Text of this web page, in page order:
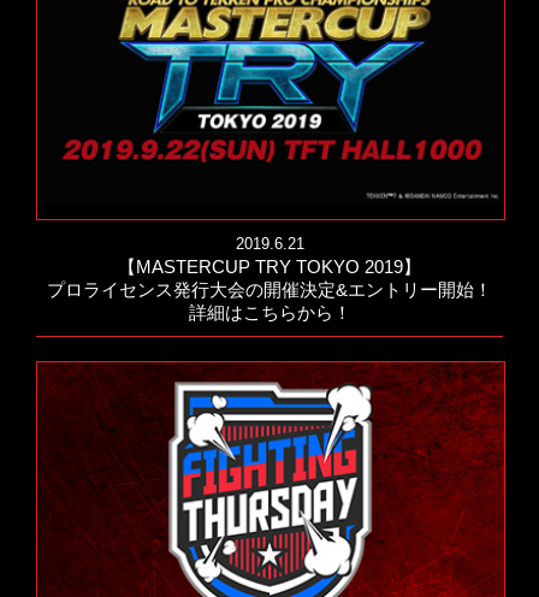
2019.6.21
【MASTERCUP TRY TOKYO 2019】
プロライセンス発行大会の開催決定&エントリー開始！
詳細はこちらから！